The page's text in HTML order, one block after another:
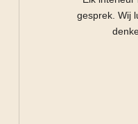
gesprek. Wij